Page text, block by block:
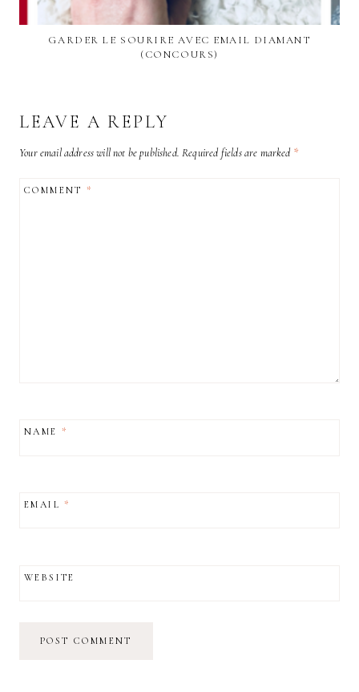
GARDER LE SOURIRE AVEC EMAIL DIAMANT
(CONCOURS)
LEAVE A REPLY
Your email address will not be published. Required fields are marked *
COMMENT*
NAME *
EMAIL*
WEBSITE